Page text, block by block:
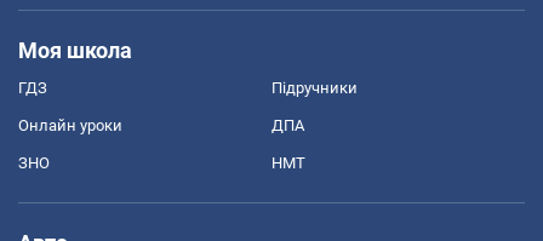
Моя школа
ГДЗ Підручники
Онлайн уроки ДПА
ЗНО НМТ